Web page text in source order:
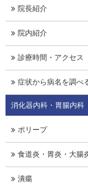
院長紹介
院内紹介
診療時間・アクセス
症状から病名を調べ
消化器内科・胃腸内科
ポリープ
食道炎・胃炎・大腸
潰瘍